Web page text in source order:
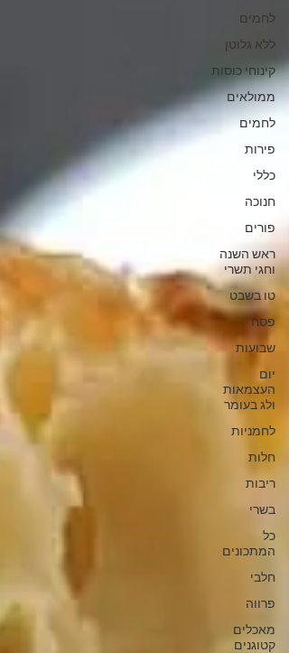
לחמים
ללא גלוטן
קינוחי כוסות
ממולאים
לחמים
פירות
כללי
חנוכה
פורים
ראש השנה
וחגי תשרי
טו בשבט
פסח
שבועות
יום
העצמאות
ולג בעומר
לחמניות
חלות
ריבות
בשרי
כל
המתכונים
חלבי
פרווה
מאכלים
קטוגנים